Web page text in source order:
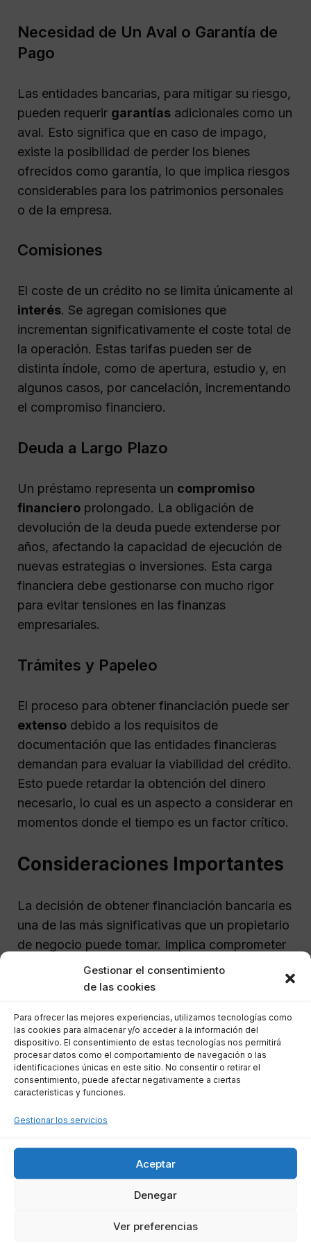
Gestionar el consentimiento
de las cookies
Para ofrecer las mejores experiencias, utilizamos tecnologías como
las cookies para almacenar y/o acceder a la información del
dispositivo. El consentimiento de estas tecnologías nos permitirá
procesar datos como el comportamiento de navegación o las
identificaciones únicas en este sitio. No consentir o retirar el
consentimiento, puede afectar negativamente a ciertas
características y funciones.
Gestionar los servicios
Aceptar
Denegar
Ver preferencias
Necesidad de Un Aval o Garantía de
Pago
Las entidades bancarias, para mitigar su riesgo,
pueden requerir garantías adicionales como un
aval. Esto significa que en caso de impago,
existe la posibilidad de perder los bienes
ofrecidos como garantía, lo que implica riesgos
considerables para los patrimonios personales
o de la empresa.
Comisiones
El coste de un crédito no se limita únicamente al
interés. Se agregan comisiones que
incrementan significativamente el coste total de
la operación. Estas tarifas pueden ser de
distinta índole, como de apertura, estudio y, en
algunos casos, por cancelación, incrementando
el compromiso financiero.
Deuda a Largo Plazo
Un préstamo representa un compromiso
financiero prolongado. La obligación de
devolución de la deuda puede extenderse por
años, afectando la capacidad de ejecución de
nuevas estrategias o inversiones. Esta carga
financiera debe gestionarse con mucho rigor
para evitar tensiones en las finanzas
empresariales.
Trámites y Papeleo
El proceso para obtener financiación puede ser
extenso debido a los requisitos de
documentación que las entidades financieras
demandan para evaluar la viabilidad del crédito.
Esto puede retardar la obtención del dinero
necesario, lo cual es un aspecto a considerar en
momentos donde el tiempo es un factor crítico.
Consideraciones Importantes
La decisión de obtener financiación bancaria es
una de las más significativas que un propietario
de negocio puede tomar. Implica comprometer
la liquidez y potencialmente poner en riesgo
activos importantes. Por ello, es vital evaluar
asegurarse de que se ajustan a las necesidades
particulares de la empresa. Además, se
recomienda buscar apoyolegalpara clarificar
todos los aspectos del contrato de crédito,
asegurando que se entiendan totalmente los
términos y condiciones, lo que puede incluir
podrían afectar a la empresa a largo plazo.
Preguntas Frecuentes